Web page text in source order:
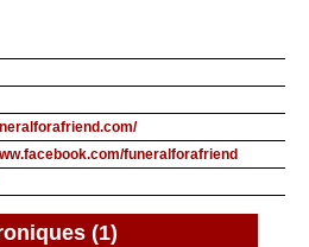
funeralforafriend
(1)